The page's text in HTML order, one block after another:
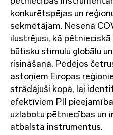
konkurētspējas un
sekmētājam. Nesenā
ilustrējusi, kā
būtisku stimulu globālu
risināšanā. Pēdējos
astoņiem Eiropas
strādājuši kopā, lai
efektīviem PII
uzlabotu pētniecības un
atbalsta instrumentus.